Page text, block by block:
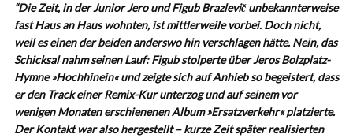
“Die Zeit, in der Junior Jero und Figub Brazlevič unbekannterweise
fast Haus an Haus wohnten, ist mittlerweile vorbei. Doch nicht,
weil es einen der beiden anderswo hin verschlagen hätte. Nein, das
Schicksal nahm seinen Lauf: Figub stolperte über Jeros Bolzplatz-
Hymne »Hochhinein« und zeigte sich auf Anhieb so begeistert, dass
er den Track einer Remix-Kur unterzog und auf seinem vor
wenigen Monaten erschienenen Album »Ersatzverkehr« platzierte.
Der Kontakt war also hergestellt – kurze Zeit später realisierten